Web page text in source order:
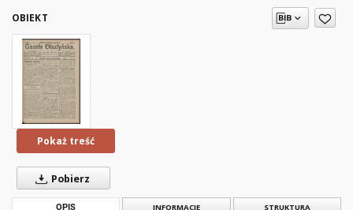
OBIEKT
Pokaż treść
Pobierz
OPIS INFORMACJE STRUKTURA